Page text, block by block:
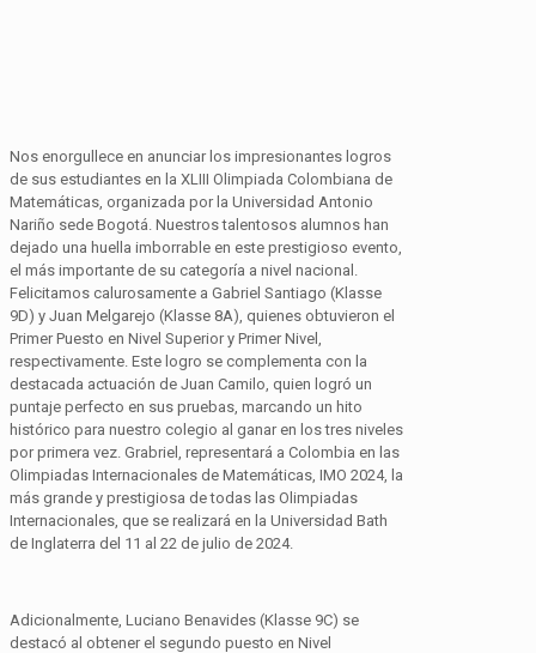
Nos enorgullece en anunciar los impresionantes logros
de sus estudiantes en la XLIII Olimpiada Colombiana de
Matemáticas, organizada por la Universidad Antonio
Nariño sede Bogotá. Nuestros talentosos alumnos han
dejado una huella imborrable en este prestigioso evento,
el más importante de su categoría a nivel nacional.
Felicitamos calurosamente a Gabriel Santiago (Klasse
9D) y Juan Melgarejo (Klasse 8A), quienes obtuvieron el
Primer Puesto en Nivel Superior y Primer Nivel,
respectivamente. Este logro se complementa con la
destacada actuación de Juan Camilo, quien logró un
puntaje perfecto en sus pruebas, marcando un hito
histórico para nuestro colegio al ganar en los tres niveles
por primera vez. Grabriel, representará a Colombia en las
Olimpiadas Internacionales de Matemáticas, IMO 2024, la
más grande y prestigiosa de todas las Olimpiadas
Internacionales, que se realizará en la Universidad Bath
de Inglaterra del 11 al 22 de julio de 2024.
Adicionalmente, Luciano Benavides (Klasse 9C) se
destacó al obtener el segundo puesto en Nivel